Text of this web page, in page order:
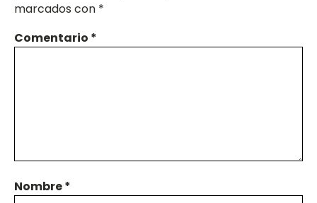
marcados con *
Comentario *
Nombre*